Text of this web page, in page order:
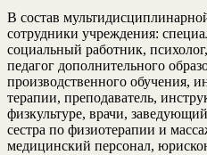
В состав
сотрудники учреждения:
социальный работник,
педагог дополнительного
производственного обучения,
терапии, преподаватель,
физкультуре, врачи,
сестра по физиотерапии и
медицинский персонал,